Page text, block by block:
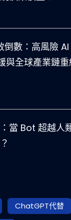
數：高風險
與全球產業鏈
當 Bot 超越人
ChatGPT代替